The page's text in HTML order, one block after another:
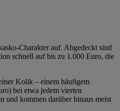
Charakter auf. Abgedeckt sind
schnell auf bis zu 1.000 Euro, die
Kolik – einem häufigem
bei etwa jedem vierten
und kommen darüber hinaus meist